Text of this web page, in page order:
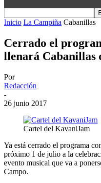
Inicio La Campiña Cabanillas
Cerrado el
llenará Cabanillas
Por
Redacción
-
26 junio 2017
Cartel del KavaniJam
Ya está cerrado el programa
próximo 1 de julio a la
evento musical que va a
Campo.